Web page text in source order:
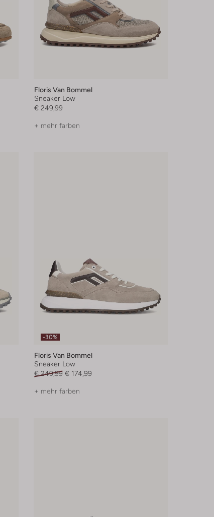
Floris Van Bommel
Sneaker Low
€ 249,99
+ mehr farben
-30%
Floris Van Bommel
Sneaker Low
€ 249,99 € 174,99
+ mehr farben